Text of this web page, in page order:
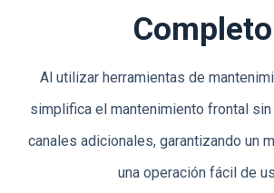
Completo
Al utilizar herramientas de
simplifica el mantenimiento frontal
canales adicionales, garantizando un
una operación fácil de